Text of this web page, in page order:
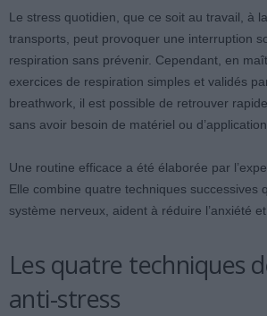
Le stress quotidien, que ce soit au travail, à
transports, peut provoquer une interruption
respiration sans prévenir. Cependant, en
exercices de respiration simples et validés
breathwork, il est possible de retrouver
sans avoir besoin de matériel ou
Une routine efficace a été élaborée par
Elle combine quatre techniques successives
système nerveux, aident à réduire l’anxiété
Les quatre techniques
anti-stress